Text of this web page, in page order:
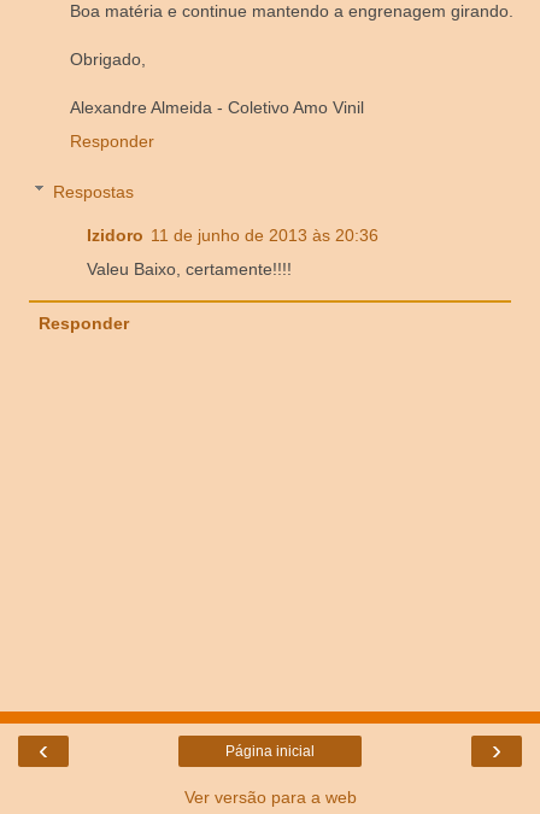
Boa matéria e continue mantendo a engrenagem girando.
Obrigado,
Alexandre Almeida - Coletivo Amo Vinil
Responder
Respostas
Izidoro 11 de junho de 2013 às 20:36
Valeu Baixo, certamente!!!!
Responder
‹ ›
Página inicial
Ver versão para a web